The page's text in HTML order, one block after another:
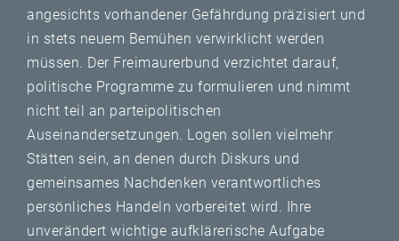
angesichts vorhandener Gefährdung präzisiert und
in stets neuem Bemühen verwirklicht werden
müssen. Der Freimaurerbund verzichtet darauf,
politische Programme zu formulieren und nimmt
nicht teil an parteipolitischen
Auseinandersetzungen. Logen sollen vielmehr
Stätten sein, an denen durch Diskurs und
gemeinsames Nachdenken verantwortliches
persönliches Handeln vorbereitet wird. Ihre
unverändert wichtige aufklärerische Aufgabe